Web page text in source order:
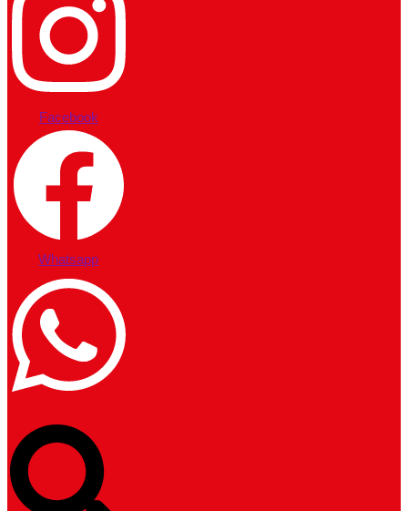
Facebook
Whatsapp